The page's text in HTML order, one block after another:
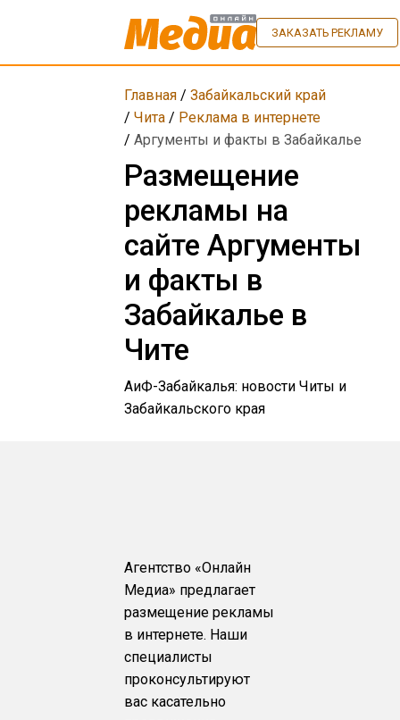
ЗАКАЗАТЬ РЕКЛАМУ
Главная/ Забайкальский край
/ Чита/ Реклама в интернете
/ Аргументы и факты в Забайкалье
Размещение
рекламы на
сайте Аргументы
и факты в
Забайкалье в
Чите
АиФ-Забайкалья: новости Читы и
Забайкальского края
Агентство «Онлайн
Медиа» предлагает
размещение рекламы
в интернете. Наши
специалисты
проконсультируют
вас касательно